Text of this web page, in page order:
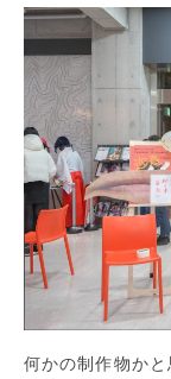
何かの制作物か